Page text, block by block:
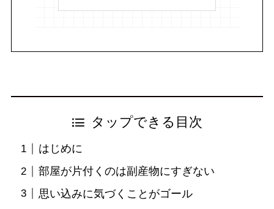
タップできる目次
はじめに
部屋が片付くのは副産物にすぎない
思い込みに気づくことがゴール